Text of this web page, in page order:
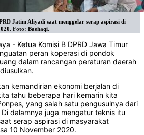
Jatim Aliyadi saat menggelar serap aspirasi di
Foto: Baehaqi.
- Ketua Komisi B DPRD Jawa Timur
peran koperasi di pondok
dalam rancangan peraturan daerah
kemandirian ekonomi berjalan di
tahu beberapa hari kemarin kita
yang salah satu pengusulnya dari
Di dalamnya juga mengatur teknis itu
serap aspirasi di masyarakat
10 November 2020.